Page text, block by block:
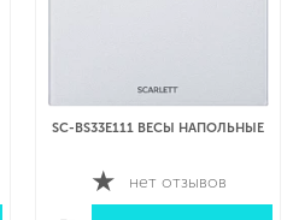
SC-BS33E111 ВЕСЫ НАПОЛЬНЫЕ
нет отзывов